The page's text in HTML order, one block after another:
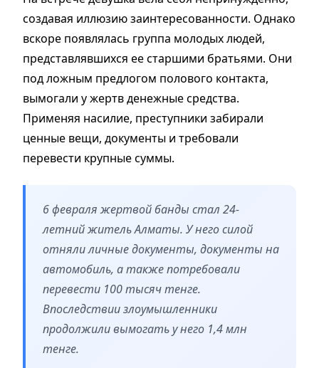
создавая иллюзию заинтересованности. Однако
вскоре появлялась группа молодых людей,
представлявшихся ее старшими братьями. Они
под ложным предлогом полового контакта,
вымогали у жертв денежные средства.
Применяя насилие, преступники забирали
ценные вещи, документы и требовали
перевести крупные суммы.
6 февраля жертвой банды стал 24-
летний житель Алматы. У него силой
отняли личные документы, документы на
автомобиль, а также потребовали
перевести 100 тысяч тенге.
Впоследствии злоумышленники
продолжили вымогать у него 1,4 млн
тенге.